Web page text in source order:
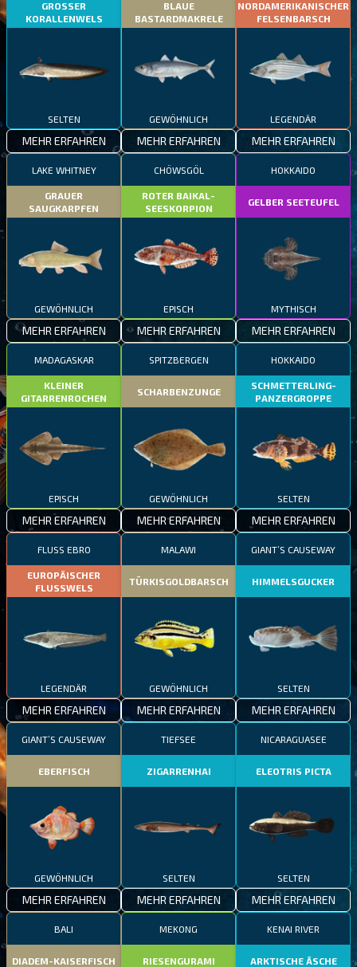
GROSSER
KORALLENWELS
SELTEN
MEHR ERFAHREN
BLAUE
BASTARDMAKRELE
GEWÖHNLICH
MEHR ERFAHREN
NORDAMERIKANISCHER
FELSENBARSCH
LEGENDÄR
MEHR ERFAHREN
LAKE WHITNEY
GRAUER
SAUGKARPFEN
GEWÖHNLICH
MEHR ERFAHREN
CHÖWSGÖL
ROTER BAIKAL-
SEESKORPION
EPISCH
MEHR ERFAHREN
HOKKAIDO
GELBER SEETEUFEL
MYTHISCH
MEHR ERFAHREN
MADAGASKAR
KLEINER
GITARRENROCHEN
EPISCH
MEHR ERFAHREN
SPITZBERGEN
SCHARBENZUNGE
GEWÖHNLICH
MEHR ERFAHREN
HOKKAIDO
SCHMETTERLING-
PANZERGROPPE
SELTEN
MEHR ERFAHREN
FLUSS EBRO
EUROPÄISCHER
FLUSSWELS
LEGENDÄR
MEHR ERFAHREN
MALAWI
TÜRKISGOLDBARSCH
GEWÖHNLICH
MEHR ERFAHREN
GIANT’S CAUSEWAY
HIMMELSGUCKER
SELTEN
MEHR ERFAHREN
GIANT’S CAUSEWAY
EBERFISCH
GEWÖHNLICH
MEHR ERFAHREN
TIEFSEE
ZIGARRENHAI
SELTEN
MEHR ERFAHREN
NICARAGUASEE
ELEOTRIS PICTA
SELTEN
MEHR ERFAHREN
BALI
DIADEM-KAISERFISCH
MEKONG
RIESENGURAMI
KENAI RIVER
ARKTISCHE ÄSCHE